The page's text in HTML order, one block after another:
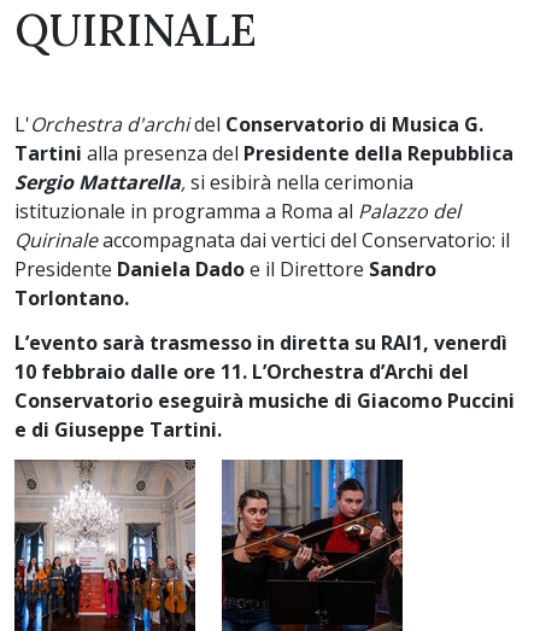
QUIRINALE
L'Orchestra d'archidel Conservatorio di Musica G.
Tartini alla presenza del Presidente della Repubblica
Sergio Mattarella,si esibirà nella cerimonia
istituzionale in programma a Roma al Palazzo del
Quirinaleaccompagnata dai vertici del Conservatorio: il
Presidente Daniela Dadoe il Direttore Sandro
Torlontano.
L’evento sarà trasmesso in diretta su RAI1, venerdì
10 febbraio dalle ore 11. L’Orchestra d’Archi del
Conservatorio eseguirà musiche di Giacomo Puccini
e di Giuseppe Tartini.